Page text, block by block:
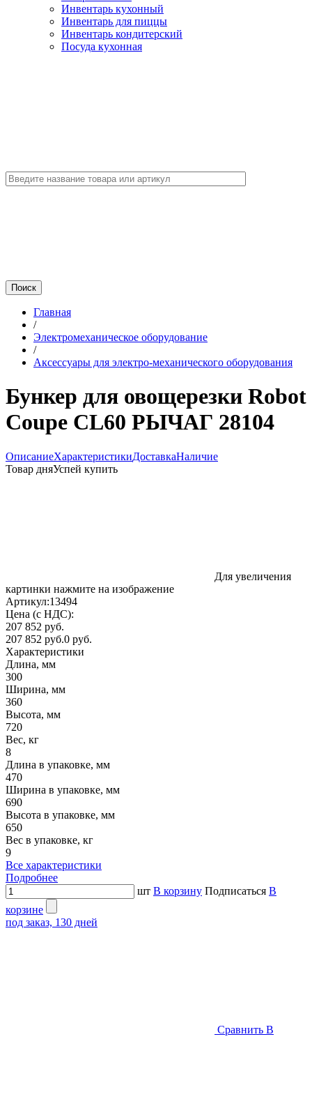
Инвентарь кухонный
Инвентарь для пиццы
Инвентарь кондитерский
Посуда кухонная
Главная
/
Электромеханическое оборудование
/
Аксессуары для электро-механического оборудования
Бункер для овощерезки Robot
Coupe CL60 РЫЧАГ 28104
ОписаниеХарактеристикиДоставкаНаличие
Товар дняУспей купить
Для увеличения
картинки нажмите на изображение
Артикул:13494
Цена (с НДС):
207 852 руб.
207 852 руб.0 руб.
Характеристики
Длина, мм
300
Ширина, мм
360
Высота, мм
720
Вес, кг
8
Длина в упаковке, мм
470
Ширина в упаковке, мм
690
Высота в упаковке, мм
650
Вес в упаковке, кг
9
Все характеристики
Подробнее
шт В корзину Подписаться В
корзине
под заказ, 130 дней
Сравнить В